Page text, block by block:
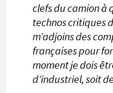
clefs du camion à
technos critiques
m’adjoins des
françaises pour
moment je dois
d’industriel, soit